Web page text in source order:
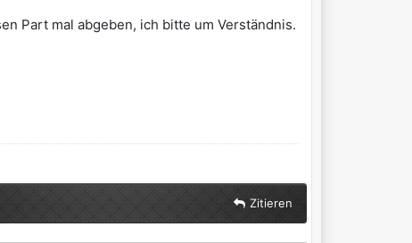
Part mal abgeben, ich bitte um Verständnis.
Zitieren